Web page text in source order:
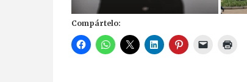
Compártelo: